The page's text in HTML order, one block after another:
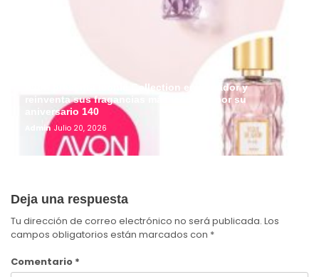
Avon presenta Iconic Collection en Ecuador y
reinventa sus fragancias más icónicas por su
aniversario 140
Admin Julio 20, 2026
Deja una respuesta
Tu dirección de correo electrónico no será publicada. Los
campos obligatorios están marcados con *
Comentario *